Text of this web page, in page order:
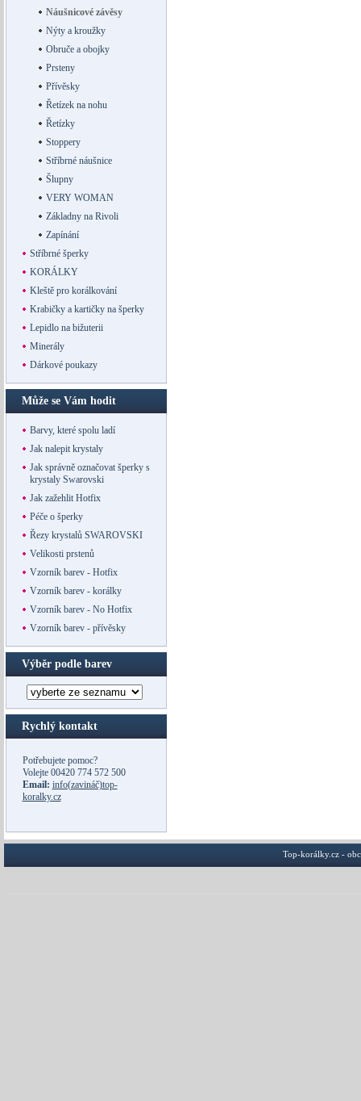
Náušnicové závěsy
Nýty a kroužky
Obruče a obojky
Prsteny
Přívěsky
Řetízek na nohu
Řetízky
Stoppery
Stříbrné náušnice
Šlupny
VERY WOMAN
Základny na Rivoli
Zapínání
Stříbrné šperky
KORÁLKY
Kleště pro korálkování
Krabičky a kartičky na šperky
Lepidlo na bižuterii
Minerály
Dárkové poukazy
Může se Vám hodit
Barvy, které spolu ladí
Jak nalepit krystaly
Jak správně označovat šperky s
krystaly Swarovski
Jak zažehlit Hotfix
Péče o šperky
Řezy krystalů SWAROVSKI
Velikosti prstenů
Vzorník barev - Hotfix
Vzorník barev - korálky
Vzorník barev - No Hotfix
Vzorník barev - přívěsky
Výběr podle barev
Rychlý kontakt
Potřebujete pomoc?
Volejte 00420 774 572 500
Email: info(zavináč)top-
koralky.cz
Top-korálky.cz -